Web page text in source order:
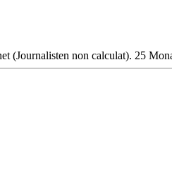
(Journalisten non calculat). 25